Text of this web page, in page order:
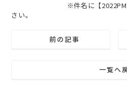
※件名に【2022PM追加
さい。
前の記事
一覧へ